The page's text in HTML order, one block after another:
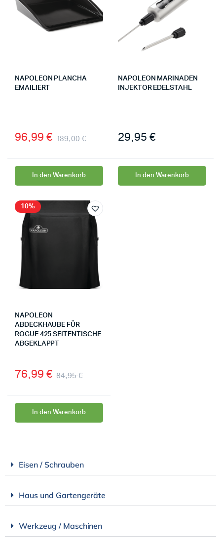
NAPOLEON PLANCHA
EMAILIERT
139,00€
96,99 €
In den Warenkorb
NAPOLEON MARINADEN
INJEKTOR EDELSTAHL
29,95 €
In den Warenkorb
10%
NAPOLEON
ABDECKHAUBE FÜR
ROGUE 425 SEITENTISCHE
ABGEKLAPPT
84,95€
76,99 €
In den Warenkorb
Eisen / Schrauben
Haus und Gartengeräte
Werkzeug / Maschinen